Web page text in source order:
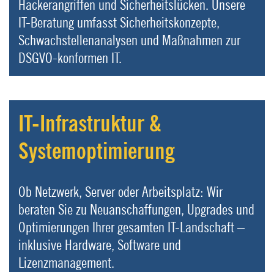
Hackerangriffen und Sicherheitslücken. Unsere
IT-Beratung umfasst Sicherheitskonzepte,
Schwachstellenanalysen und Maßnahmen zur
DSGVO-konformen IT.
IT-Infrastruktur &
Systemoptimierung
Ob Netzwerk, Server oder Arbeitsplatz: Wir
beraten Sie zu Neuanschaffungen, Upgrades und
Optimierungen Ihrer gesamten IT-Landschaft –
inklusive Hardware, Software und
Lizenzmanagement.